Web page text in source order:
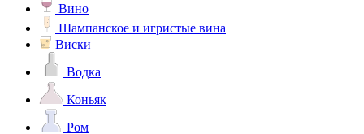
Вино
Шампанское и игристые вина
Виски
Водка
Коньяк
Ром